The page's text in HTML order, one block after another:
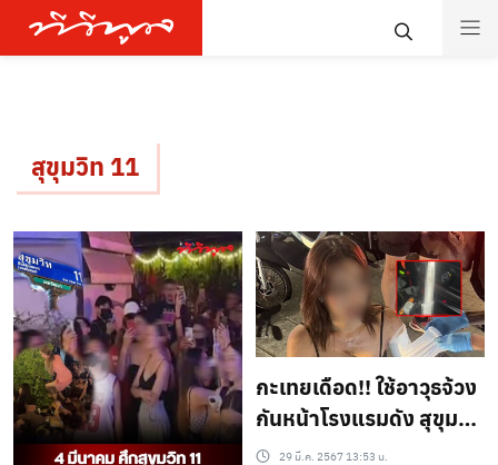
สุขุมวิท 11
กะเทยเดือด!! ใช้อาวุธจ้วง
กันหน้าโรงแรมดัง สุขุมวิท
11 ซอยแห่งตำนาน “ยาม
29 มี.ค. 2567 13:53 น.